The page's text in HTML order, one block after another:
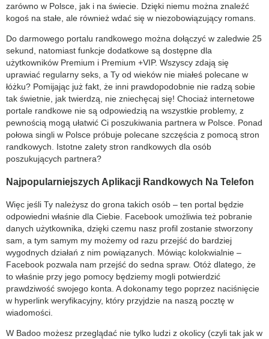
zarówno w Polsce, jak i na świecie. Dzięki niemu można znaleźć
kogoś na stałe, ale również wdać się w niezobowiązujący romans.
Do darmowego portalu randkowego można dołączyć w zaledwie 25
sekund, natomiast funkcje dodatkowe są dostępne dla
użytkowników Premium i Premium +VIP. Wszyscy zdają się
uprawiać regularny seks, a Ty od wieków nie miałeś polecane w
łóżku? Pomijając już fakt, że inni prawdopodobnie nie radzą sobie
tak świetnie, jak twierdzą, nie zniechęcaj się! Chociaż internetowe
portale randkowe nie są odpowiedzią na wszystkie problemy, z
pewnością mogą ułatwić Ci poszukiwania partnera w Polsce. Ponad
połowa singli w Polsce próbuje polecane szczęścia z pomocą stron
randkowych. Istotne zalety stron randkowych dla osób
poszukujących partnera?
Najpopularniejszych Aplikacji Randkowych Na Telefon
Więc jeśli Ty należysz do grona takich osób – ten portal będzie
odpowiedni właśnie dla Ciebie. Facebook umożliwia też pobranie
danych użytkownika, dzięki czemu nasz profil zostanie stworzony
sam, a tym samym my możemy od razu przejść do bardziej
wygodnych działań z nim powiązanych. Mówiąc kolokwialnie –
Facebook pozwala nam przejść do sedna spraw. Otóż dlatego, że
to właśnie przy jego pomocy będziemy mogli potwierdzić
prawdziwość swojego konta. A dokonamy tego poprzez naciśnięcie
w hyperlink weryfikacyjny, który przyjdzie na naszą pocztę w
wiadomości.
W Badoo możesz przeglądać nie tylko ludzi z okolicy (czyli tak jak w